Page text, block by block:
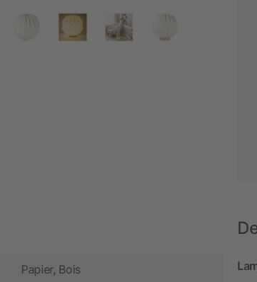
Papier, Bois